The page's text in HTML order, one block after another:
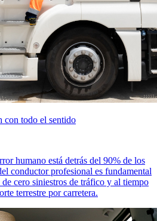
con todo el sentido
humano está detrás del 90% de los
conductor profesional es fundamental
cero siniestros de tráfico y al tiempo
terrestre por carretera.